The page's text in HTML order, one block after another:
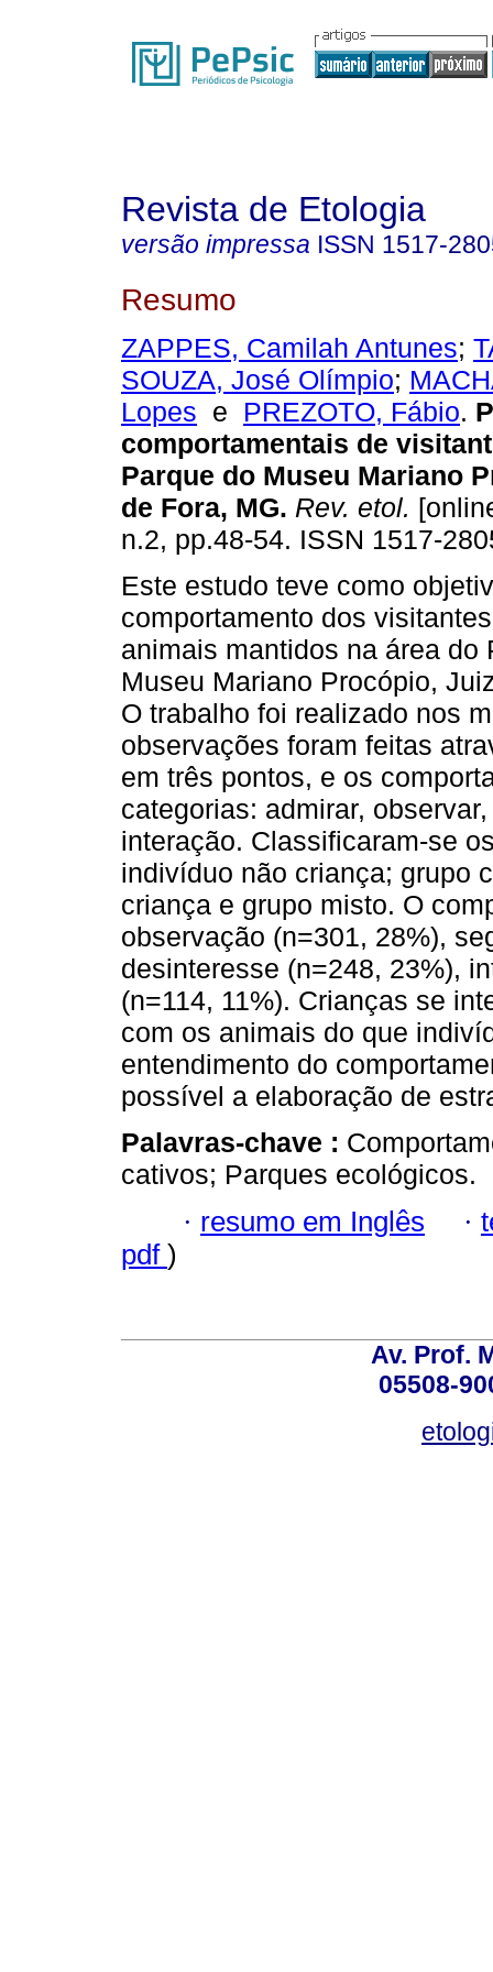
Revista de Etologia
versão impressa ISSN 1517-
Resumo
ZAPPES, Camilah Antunes;
SOUZA, José Olímpio;
Lopes e PREZOTO, Fábio.
comportamentais de
Parque do Museu Mariano
de Fora, MG. Rev. etol.
n.2, pp.48-54. ISSN 1517-
Este estudo teve como
comportamento dos
animais mantidos na área do
Museu Mariano Procópio,
O trabalho foi realizado nos
observações foram feitas
em três pontos, e os
categorias: admirar,
interação. Classificaram-se
indivíduo não criança; grupo
criança e grupo misto. O
observação (n=301, 28%),
desinteresse (n=248, 23%),
(n=114, 11%). Crianças se
com os animais do que
entendimento do
possível a elaboração de
Palavras-chave :
cativos; Parques ecológicos.
· resumo em Inglês ·
pdf )
Av. Prof.
05508-